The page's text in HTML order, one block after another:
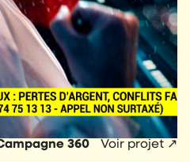
360 Voir projet ↗